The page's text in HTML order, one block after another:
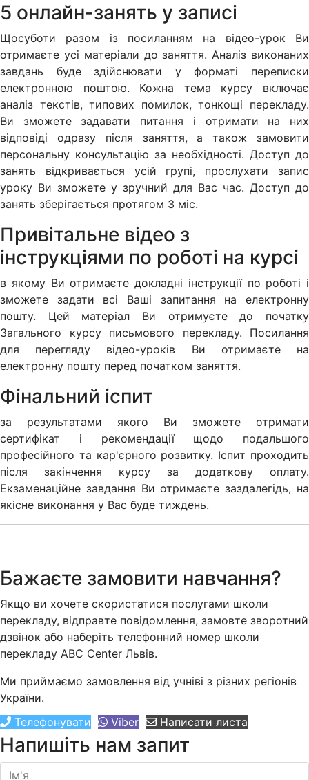
5 онлайн-занять у записі
Щосуботи разом із посиланням на відео-урок Ви
отримаєте усі матеріали до заняття. Аналіз виконаних
завдань буде здійснювати у форматі переписки
електронною поштою. Кожна тема курсу включає
аналіз текстів, типових помилок, тонкощі перекладу.
Ви зможете задавати питання і отримати на них
відповіді одразу після заняття, а також замовити
персональну консультацію за необхідності. Доступ до
занять відкривається усій групі, прослухати запис
уроку Ви зможете у зручний для Вас час. Доступ до
занять зберігається протягом 3 міс.
Привітальне відео з
інструкціями по роботі на курсі
в якому Ви отримаєте докладні інструкції по роботі і
зможете задати всі Ваші запитання на електронну
пошту. Цей матеріал Ви отримуєте до початку
Загального курсу письмового перекладу. Посилання
для перегляду відео-уроків Ви отримаєте на
електронну пошту перед початком заняття.
Фінальний іспит
за результатами якого Ви зможете отримати
сертифікат і рекомендації щодо подальшого
професійного та кар'єрного розвитку. Іспит проходить
після закінчення курсу за додаткову оплату.
Екзаменаційне завдання Ви отримаєте заздалегідь, на
якісне виконання у Вас буде тиждень.
Бажаєте замовити навчання?
Якщо ви хочете скористатися послугами школи
перекладу, відправте повідомлення, замовте зворотний
дзвінок або наберіть телефонний номер школи
перекладу ABC Center Львів.
Ми приймаємо замовлення від учніві з різних регіонів
України.
Телефонувати
Viber Написати листа
Напишіть нам запит